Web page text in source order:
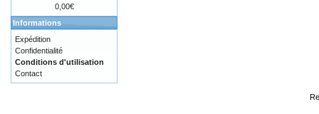
0,00€
Informations
Expédition
Confidentialité
Conditions d'utilisation
Contact